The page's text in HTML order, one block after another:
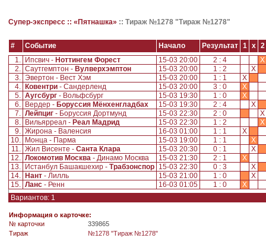
Супер-экспресс :: «Пятнашка» :: Тираж №1278 "Тираж №1278"
# Событие Начало Результат 1 x
2
1.
Ипсвич - Ноттингем Форест 15-03 20:00 2 : 4
X
2. Саутгемптон - Вулверхэмптон 15-03 20:00 1 : 2
X
3. Эвертон - Вест Хэм 15-03 20:00 1 : 1
X
4.
Ковентри - Сандерленд 15-03 20:00 3 : 0
X
5. Аугсбург - Вольфсбург 15-03 19:30 1 : 0
X
6.
Вердер - Боруссия Мёнхенгладбах 15-03 19:30 2 : 4
X
7. Лейпциг - Боруссия Дортмунд 15-03 22:30 2 : 0
X
8.
Вильярреал - Реал Мадрид 15-03 22:30 1 : 2
X
9. Жирона - Валенсия 16-03 01:00 1 : 1
X
10.
Монца - Парма 15-03 19:00 1 : 1
X
11. Жил Висенте - Санта Клара 15-03 20:30 0 : 1
X
12. Локомотив Москва - Динамо Москва 15-03 21:30 2 : 1
X
13.
Истанбул Башакшехир - Трабзонспор 15-03 22:30 0 : 3
X
14.
Нант - Лилль 15-03 21:00 1 : 0
X
15. Ланс - Ренн 16-03 01:05 1 : 0
X
Вариантов: 1
Информация о карточке:
№ карточки
339865
Tираж
№1278 "Тираж №1278"